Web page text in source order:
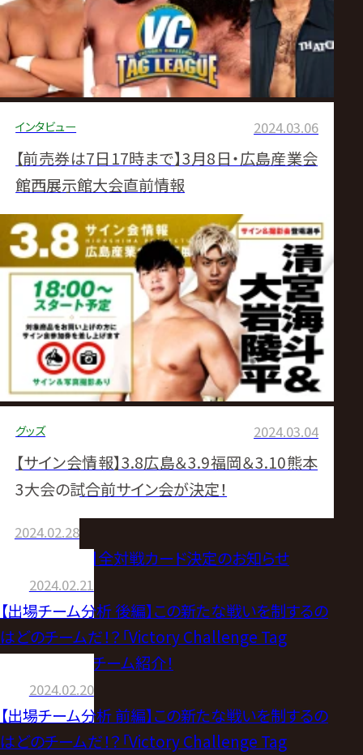
インタビュー 2024.03.06
【前売券は7日17時まで】3月8日・広島産業会
館西展示館大会直前情報
グッズ 2024.03.04
【サイン会情報】3.8広島＆3.9福岡＆3.10熊本
3大会の試合前サイン会が決定！
2024.02.28
【3.8広島大会】全対戦カード決定のお知らせ
2024.02.21
【出場チーム分析 後編】この新たな戦いを制するの
はどのチームだ！？「Victory Challenge Tag
League」出場チーム紹介！
2024.02.20
【出場チーム分析 前編】この新たな戦いを制するの
はどのチームだ！？「Victory Challenge Tag